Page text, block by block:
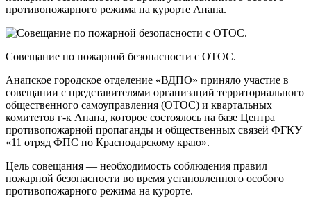
противопожарного режима на курорте Анапа.
Совещание по пожарной безопасности с ОТОС.
Анапское городское отделение «ВДПО» приняло участие в
совещании с представителями организаций территориального
общественного самоуправления (ОТОС) и квартальных
комитетов г-к Анапа, которое состоялось на базе Центра
противопожарной пропаганды и общественных связей ФГКУ
«11 отряд ФПС по Краснодарскому краю».
Цель совещания — необходимость соблюдения правил
пожарной безопасности во время установленного особого
противопожарного режима на курорте.